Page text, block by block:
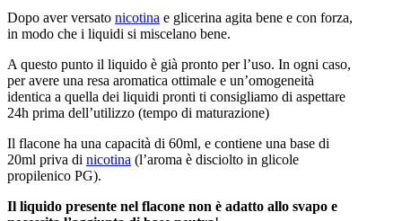
Dopo aver versato nicotina e glicerina agita bene e con forza,
in modo che i liquidi si miscelano bene.
A questo punto il liquido è già pronto per l’uso. In ogni caso,
per avere una resa aromatica ottimale e un’omogeneità
identica a quella dei liquidi pronti ti consigliamo di aspettare
24h prima dell’utilizzo (tempo di maturazione)
Il flacone ha una capacità di 60ml, e contiene una base di
20ml priva di nicotina (l’aroma è disciolto in glicole
propilenico PG).
Il liquido presente nel flacone non è adatto allo svapo e